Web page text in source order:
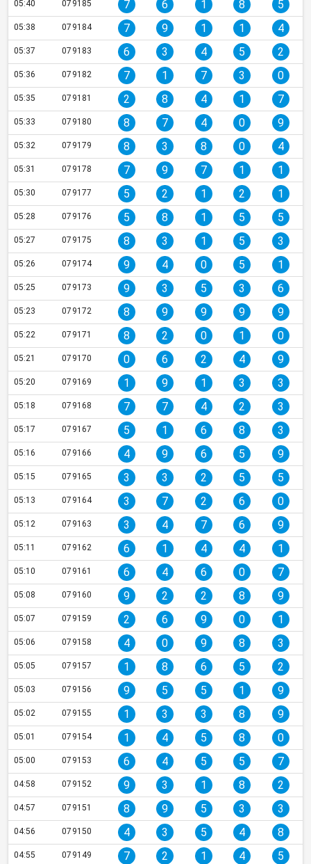
05:40 079185 7 6 1 8 5
05:38 079184 7 9 1 1 4
05:37 079183 6 3 4 5 2
05:36 079182 7 1 7 3 0
05:35 079181 2 8 4 1 7
05:33 079180 8 7 4 0 9
05:32 079179 8 3 8 0 4
05:31 079178 7 9 7 1 1
05:30 079177 5 2 1 2 1
05:28 079176 5 8 1 5 5
05:27 079175 8 3 1 5 3
05:26 079174 9 4 0 5 1
05:25 079173 9 3 5 3 6
05:23 079172 8 9 9 9 9
05:22 079171 8 2 0 1 0
05:21 079170 0 6 2 4 9
05:20 079169 1 9 1 3 3
05:18 079168 7 7 4 2 3
05:17 079167 5 1 6 8 3
05:16 079166 4 9 6 5 9
05:15 079165 3 3 2 5 5
05:13 079164 3 7 2 6 0
05:12 079163 3 4 7 6 9
05:11 079162 6 1 4 4 1
05:10 079161 6 4 6 0 7
05:08 079160 9 2 2 8 9
05:07 079159 2 6 9 0 1
05:06 079158 4 0 9 8 3
05:05 079157 1 8 6 5 2
05:03 079156 9 5 5 1 9
05:02 079155 1 3 3 8 9
05:01 079154 1 4 5 8 0
05:00 079153 6 4 5 5 7
04:58 079152 9 3 1 8 2
04:57 079151 8 9 5 3 3
04:56 079150 4 3 5 4 8
04:55 079149 7 2 1 4 5